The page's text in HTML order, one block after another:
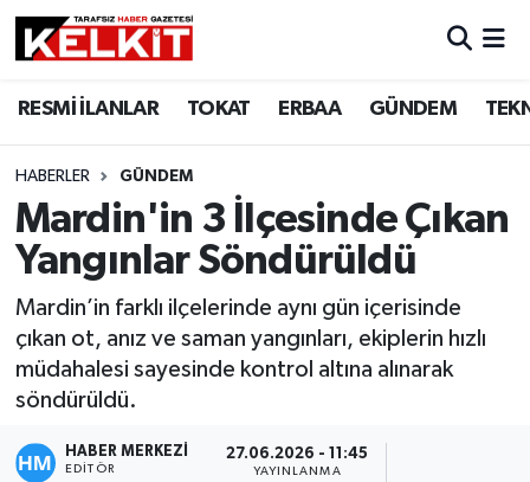
RESMİ İLANLAR TOKAT ERBAA GÜNDEM
HABERLER GÜNDEM
Mardin'in 3 İlçesinde Çıkan
Yangınlar Söndürüldü
Mardin’in farklı ilçelerinde aynı gün içerisinde
çıkan ot, anız ve saman yangınları, ekiplerin hızlı
müdahalesi sayesinde kontrol altına alınarak
söndürüldü.
HABER MERKEZİ
EDITÖR
27.06.2026 - 11:45
YAYINLANMA